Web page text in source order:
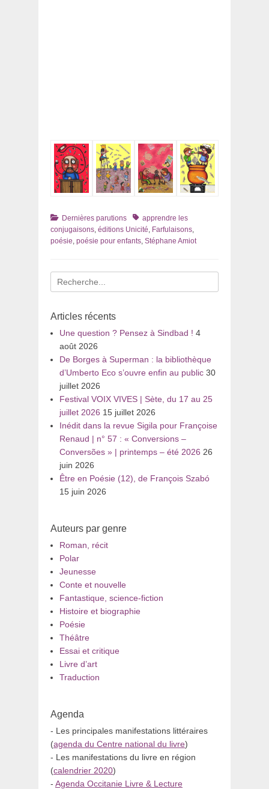
Catégories
Dernières parutions Tagsapprendre les
conjugaisons, éditions Unicité, Farfulaisons,
poésie, poésie pour enfants, Stéphane Amiot
Recherche
pour
Articles récents
Une question ? Pensez à Sindbad ! 4
août 2026
De Borges à Superman : la bibliothèque
d’Umberto Eco s’ouvre enfin au public 30
juillet 2026
Festival VOIX VIVES | Sète, du 17 au 25
juillet 2026 15 juillet 2026
Inédit dans la revue Sigila pour Françoise
Renaud | n° 57 : « Conversions –
Conversões » | printemps – été 2026 26
juin 2026
Être en Poésie (12), de François Szabó
15 juin 2026
Auteurs par genre
Roman, récit
Polar
Jeunesse
Conte et nouvelle
Fantastique, science-fiction
Histoire et biographie
Poésie
Théâtre
Essai et critique
Livre d’art
Traduction
Agenda
- Les principales manifestations littéraires
(agenda du Centre national du livre)
- Les manifestations du livre en région
(calendrier 2020)
- Agenda Occitanie Livre & Lecture